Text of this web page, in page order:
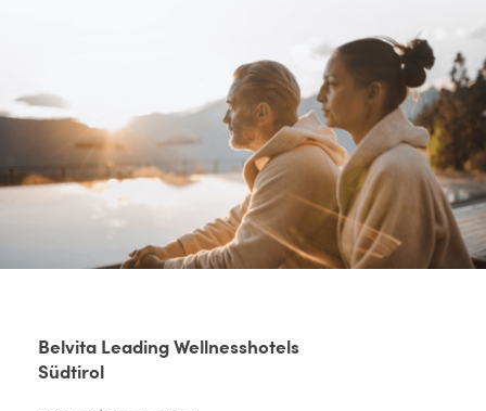
Belvita Leading Wellnesshotels
Südtirol